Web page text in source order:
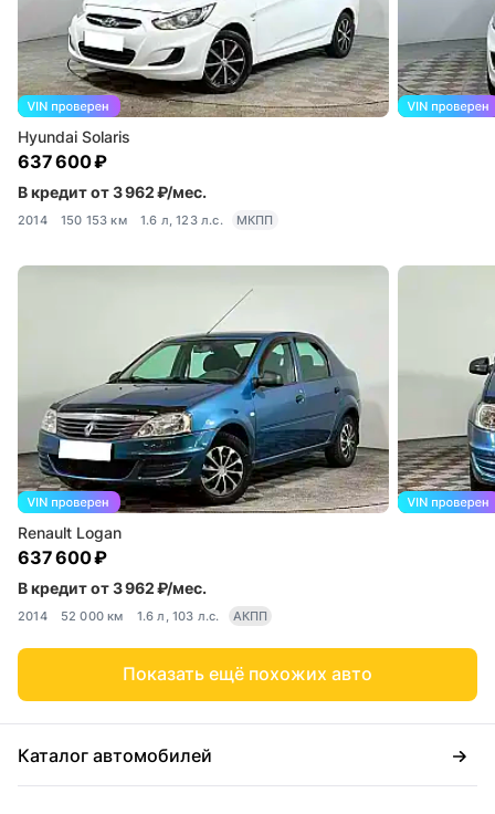
Hyundai Solaris
637 600 ₽
В кредит от 3 962 ₽/мес.
2014 150 153 км 1.6 л, 123 л.с. МКПП
Renault Logan
637 600 ₽
В кредит от 3 962 ₽/мес.
2014 52 000 км 1.6 л, 103 л.с. АКПП
Показать ещё похожих авто
Каталог автомобилей